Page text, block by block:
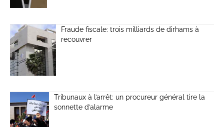
Fraude fiscale: trois milliards de dirhams à
recouvrer
Tribunaux à l’arrêt: un procureur général tire la
sonnette d’alarme